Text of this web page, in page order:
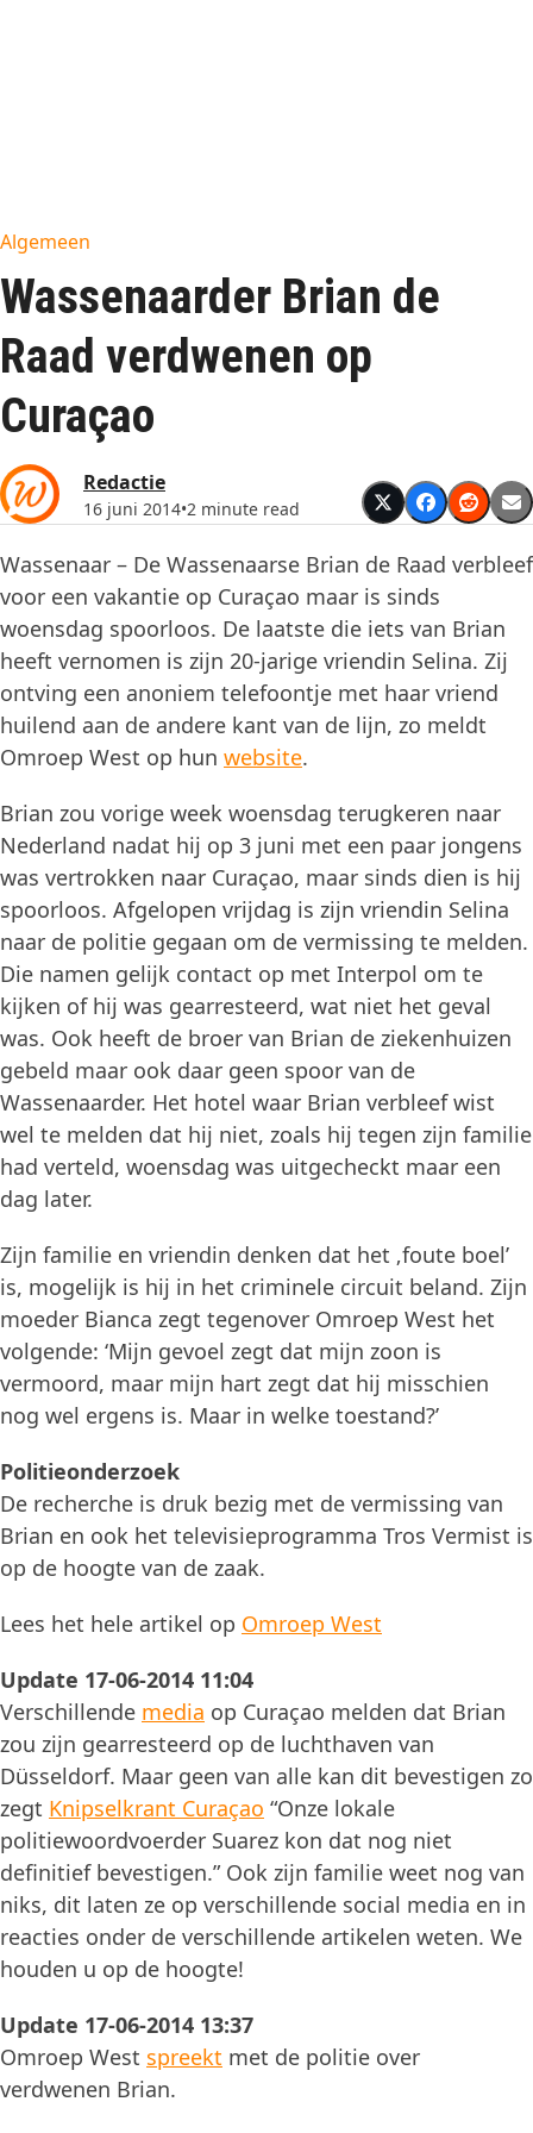
Algemeen
Wassenaarder Brian de
Raad verdwenen op
Curaçao
Redactie
16 juni 2014•2 minute read
Wassenaar – De Wassenaarse Brian de Raad verbleef
voor een vakantie op Curaçao maar is sinds
woensdag spoorloos. De laatste die iets van Brian
heeft vernomen is zijn 20-jarige vriendin Selina. Zij
ontving een anoniem telefoontje met haar vriend
huilend aan de andere kant van de lijn, zo meldt
Omroep West op hun website.
Brian zou vorige week woensdag terugkeren naar
Nederland nadat hij op 3 juni met een paar jongens
was vertrokken naar Curaçao, maar sinds dien is hij
spoorloos. Afgelopen vrijdag is zijn vriendin Selina
naar de politie gegaan om de vermissing te melden.
Die namen gelijk contact op met Interpol om te
kijken of hij was gearresteerd, wat niet het geval
was. Ook heeft de broer van Brian de ziekenhuizen
gebeld maar ook daar geen spoor van de
Wassenaarder. Het hotel waar Brian verbleef wist
wel te melden dat hij niet, zoals hij tegen zijn familie
had verteld, woensdag was uitgecheckt maar een
dag later.
Zijn familie en vriendin denken dat het ‚foute boel’
is, mogelijk is hij in het criminele circuit beland. Zijn
moeder Bianca zegt tegenover Omroep West het
volgende: ‘Mijn gevoel zegt dat mijn zoon is
vermoord, maar mijn hart zegt dat hij misschien
nog wel ergens is. Maar in welke toestand?’
Politieonderzoek
De recherche is druk bezig met de vermissing van
Brian en ook het televisieprogramma Tros Vermist is
op de hoogte van de zaak.
Lees het hele artikel op Omroep West
Update 17-06-2014 11:04
Verschillende media op Curaçao melden dat Brian
zou zijn gearresteerd op de luchthaven van
Düsseldorf. Maar geen van alle kan dit bevestigen zo
zegt Knipselkrant Curaçao “Onze lokale
politiewoordvoerder Suarez kon dat nog niet
definitief bevestigen.” Ook zijn familie weet nog van
niks, dit laten ze op verschillende social media en in
reacties onder de verschillende artikelen weten. We
houden u op de hoogte!
Update 17-06-2014 13:37
Omroep West spreekt met de politie over
verdwenen Brian.